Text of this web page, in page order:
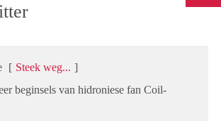
[ Steek weg... ]
beginsels van hidroniese fan Coil-